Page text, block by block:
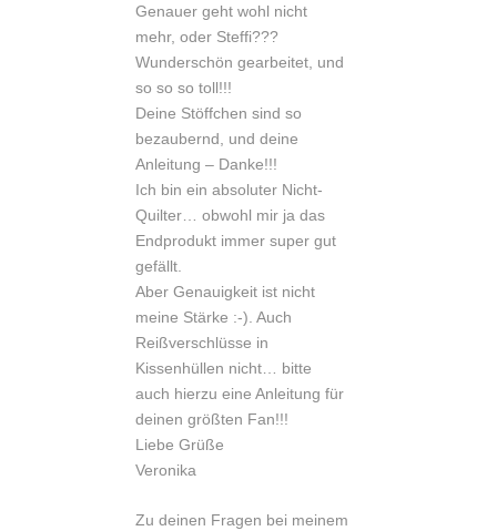
Genauer geht wohl nicht
mehr, oder Steffi???
Wunderschön gearbeitet, und
so so so toll!!!
Deine Stöffchen sind so
bezaubernd, und deine
Anleitung – Danke!!!
Ich bin ein absoluter Nicht-
Quilter… obwohl mir ja das
Endprodukt immer super gut
gefällt.
Aber Genauigkeit ist nicht
meine Stärke :-). Auch
Reißverschlüsse in
Kissenhüllen nicht… bitte
auch hierzu eine Anleitung für
deinen größten Fan!!!
Liebe Grüße
Veronika
Zu deinen Fragen bei meinem